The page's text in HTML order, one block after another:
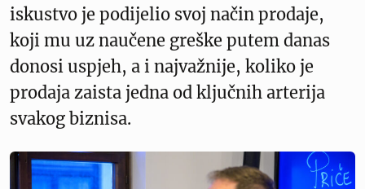
iskustvo je podijelio svoj način prodaje,
koji mu uz naučene greške putem danas
donosi uspjeh, a i najvažnije, koliko je
prodaja zaista jedna od ključnih arterija
svakog biznisa.